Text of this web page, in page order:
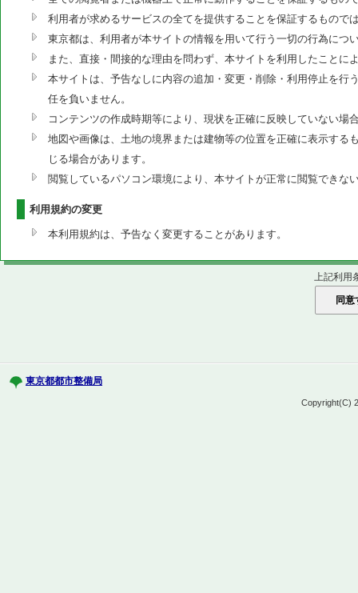
利用者が求めるサービスの全てを提供することを保証するもので
東京都は、利用者が本サイトの情報を用いて行う一切の行為につ
また、直接・間接的な理由を問わず、本サイトを利用したこと
本サイトは、予告なしに内容の追加・変更・削除・利用停止を
任を負いません。
コンテンツの作成時期等により、現状を正確に反映していない場
地図や画像は、土地の境界または建物等の位置を正確に表示す
じる場合があります。
閲覧しているパソコン環境により、本サイトが正常に閲覧できな
利用規約の変更
本利用規約は、予告なく変更することがあります。
上記利用
東京都都市整備局
Copyright(C)